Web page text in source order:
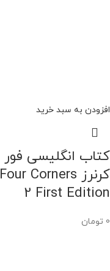
افزودن به سبد خرید
کتاب انگلیسی فور
کرنرز Four Corners
2 First Edition
0 تومان